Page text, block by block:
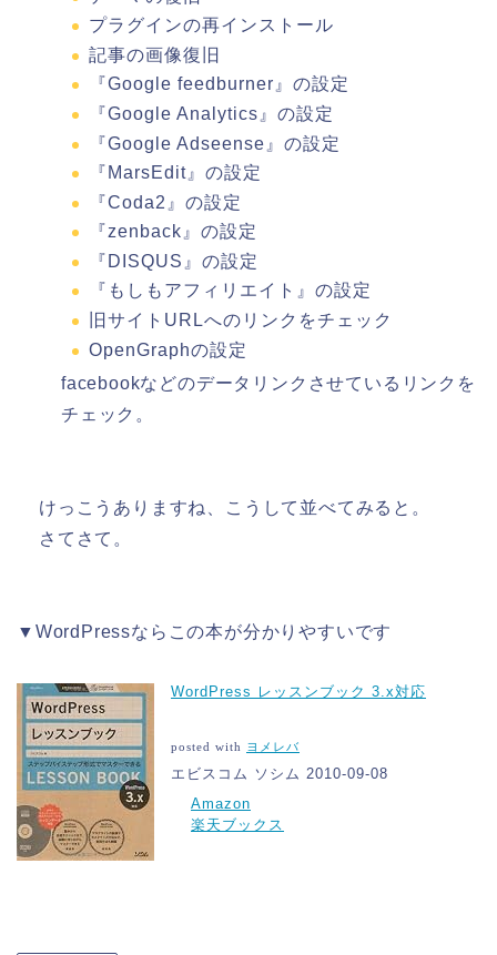
プラグインの再インストール
記事の画像復旧
『Google feedburner』の設定
『Google Analytics』の設定
『Google Adseense』の設定
『MarsEdit』の設定
『Coda2』の設定
『zenback』の設定
『DISQUS』の設定
『もしもアフィリエイト』の設定
旧サイトURLへのリンクをチェック
OpenGraphの設定
facebookなどのデータリンクさせているリンクを
チェック。
けっこうありますね、こうして並べてみると。
さてさて。
▼WordPressならこの本が分かりやすいです
WordPress レッスンブック 3.x対応
posted with ヨメレバ
エビスコム ソシム 2010-09-08
Amazon
楽天ブックス